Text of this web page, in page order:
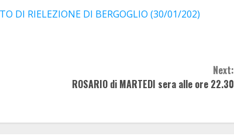
DI RIELEZIONE DI BERGOGLIO (30/01/202)
Next:
ROSARIO di MARTEDI sera alle ore 22.30